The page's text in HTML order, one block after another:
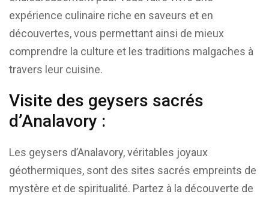
expérience culinaire riche en saveurs et en
découvertes, vous permettant ainsi de mieux
comprendre la culture et les traditions malgaches à
travers leur cuisine.
Visite des geysers sacrés
d’Analavory :
Les geysers d’Analavory, véritables joyaux
géothermiques, sont des sites sacrés empreints de
mystère et de spiritualité. Partez à la découverte de